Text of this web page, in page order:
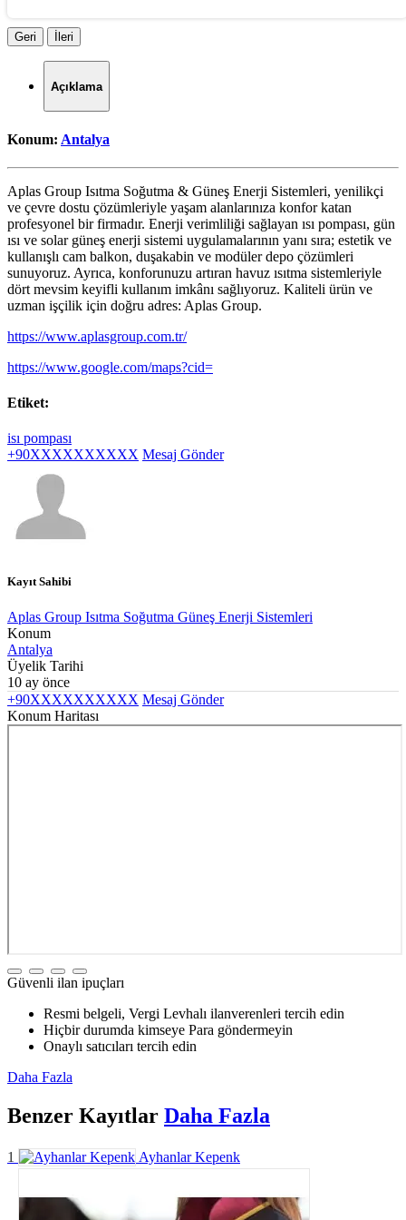
Geri İleri
Açıklama
Konum: Antalya
Aplas Group Isıtma Soğutma & Güneş Enerji Sistemleri, yenilikçi
ve çevre dostu çözümleriyle yaşam alanlarınıza konfor katan
profesyonel bir firmadır. Enerji verimliliği sağlayan ısı pompası, gün
ısı ve solar güneş enerji sistemi uygulamalarının yanı sıra; estetik ve
kullanışlı cam balkon, duşakabin ve modüler depo çözümleri
sunuyoruz. Ayrıca, konforunuzu artıran havuz ısıtma sistemleriyle
dört mevsim keyifli kullanım imkânı sağlıyoruz. Kaliteli ürün ve
uzman işçilik için doğru adres: Aplas Group.
https://www.aplasgroup.com.tr/
https://www.google.com/maps?cid=
Etiket:
isı pompası
+90XXXXXXXXXX Mesaj Gönder
Kayıt Sahibi
Aplas Group Isıtma Soğutma Güneş Enerji Sistemleri
Konum
Antalya
Üyelik Tarihi
10 ay önce
+90XXXXXXXXXX Mesaj Gönder
Konum Haritası
Güvenli ilan ipuçları
Resmi belgeli, Vergi Levhalı ilanverenleri tercih edin
Hiçbir durumda kimseye Para göndermeyin
Onaylı satıcıları tercih edin
Daha Fazla
Benzer Kayıtlar Daha Fazla
1 Ayhanlar Kepenk